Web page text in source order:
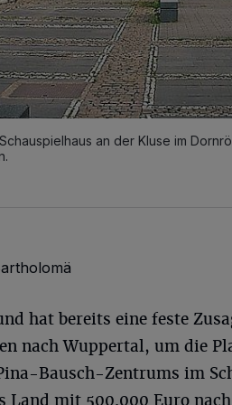
an der Kluse im
hat bereits eine feste
nach Wuppertal, um die
Bausch-Zentrums im
Land mit 500.000 Euro